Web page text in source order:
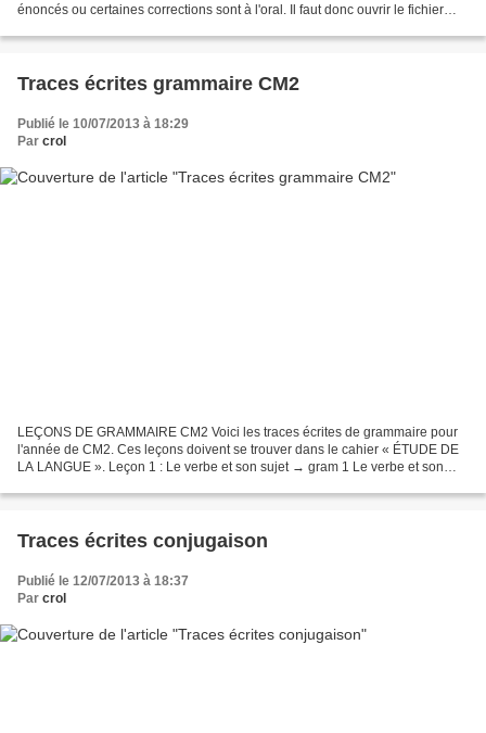
énoncés ou certaines corrections sont à l'oral. Il faut donc ouvrir le fichier
Traces écrites grammaire CM2
Publié le 10/07/2013 à 18:29
Par crol
LEÇONS DE GRAMMAIRE CM2 Voici les traces écrites de grammaire pour
l'année de CM2. Ces leçons doivent se trouver dans le cahier « ÉTUDE DE
LA LANGUE ». Leçon 1 : Le verbe et son sujet → gram 1 Le verbe et son
Traces écrites conjugaison
Publié le 12/07/2013 à 18:37
Par crol